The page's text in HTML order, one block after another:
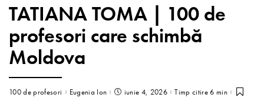
TATIANA TOMA | 100 de
profesori care schimbă
Moldova
100 de profesori Eugenia Ion iunie 4, 2026 Timp citire 6 min